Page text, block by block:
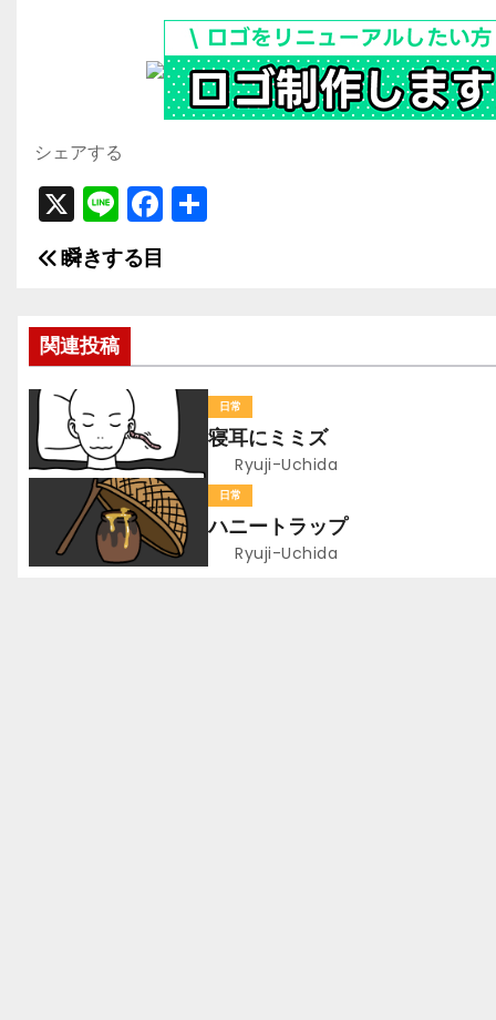
シェアする
X Li
n
e
F
a
o
o
k
投
ナ
ビ
ゲ
シ
瞬きする目
関連投稿
日常
寝耳にミミズ
Ryuji-Uchida
日常
ハニートラップ
Ryuji-Uchida